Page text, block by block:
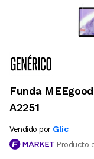
Funda
A2251
Vendido por Glic
Producto